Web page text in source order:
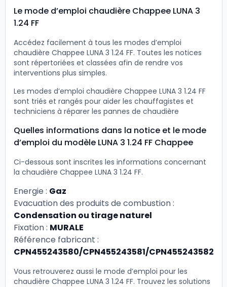
Le mode d’emploi chaudière Chappee LUNA 3
1.24 FF
Accédez facilement à tous les modes d’emploi
chaudière Chappee LUNA 3 1.24 FF. Toutes les notices
sont répertoriées et classées afin de rendre vos
interventions plus simples.
Les modes d’emploi chaudière Chappee LUNA 3 1.24 FF
sont triés et rangés pour aider les chauffagistes et
techniciens à réparer les pannes de chaudière
Quelles informations dans la notice et le mode
d’emploi du modèle LUNA 3 1.24 FF Chappee
Ci-dessous sont inscrites les informations concernant
la chaudière Chappee LUNA 3 1.24 FF.
Energie : Gaz
Evacuation des produits de combustion :
Condensation ou tirage naturel
Fixation : MURALE
Référence fabricant :
CPN455243580/CPN455243581/CPN455243582
Vous retrouverez aussi le mode d’emploi pour les
chaudière Chappee LUNA 3 1.24 FF. Trouvez les solutions